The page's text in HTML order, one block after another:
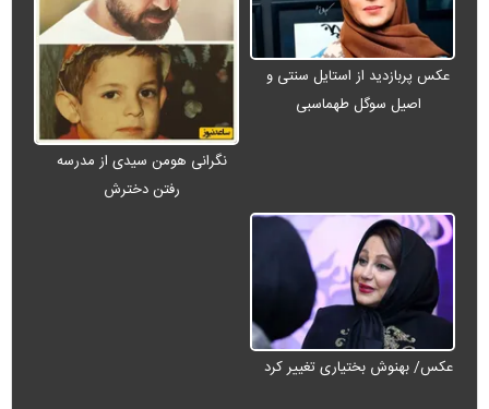
عکس پربازدید از استایل سنتی و
اصیل سوگل طهماسبی
نگرانی هومن سیدی از مدرسه
رفتن دخترش
عکس/ بهنوش بختیاری تغییر کرد